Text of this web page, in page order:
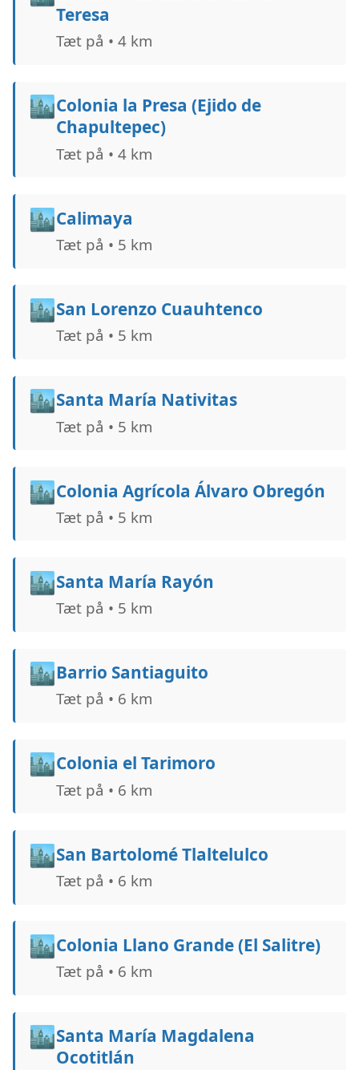
Teresa
Tæt på • 4 km
🏙️Colonia la Presa (Ejido de
Chapultepec)
Tæt på • 4 km
🏙️Calimaya
Tæt på • 5 km
🏙️San Lorenzo Cuauhtenco
Tæt på • 5 km
🏙️Santa María Nativitas
Tæt på • 5 km
🏙️Colonia Agrícola Álvaro Obregón
Tæt på • 5 km
🏙️Santa María Rayón
Tæt på • 5 km
🏙️Barrio Santiaguito
Tæt på • 6 km
🏙️Colonia el Tarimoro
Tæt på • 6 km
🏙️San Bartolomé Tlaltelulco
Tæt på • 6 km
🏙️Colonia Llano Grande (El Salitre)
Tæt på • 6 km
🏙️Santa María Magdalena
Ocotitlán